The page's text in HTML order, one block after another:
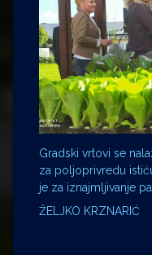
Gradski vrtovi se
za poljoprivredu
je za iznajmljivanje
ŽELJKO KRZNARIĆ